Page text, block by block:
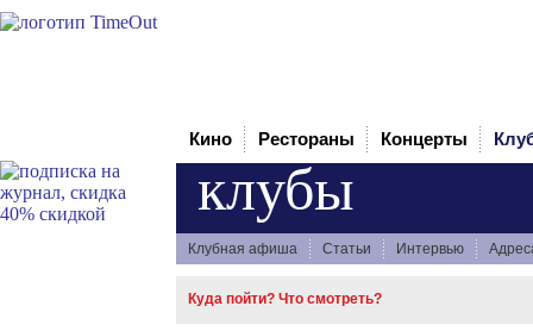
Кино Рестораны Концерты
клубы
Клубная афиша Статьи Интервью
Куда пойти? Что смотреть?